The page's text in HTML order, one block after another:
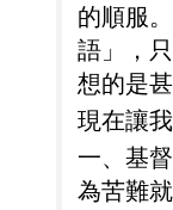
的順服
語」，
想的是
現在讓
一、基
為苦難